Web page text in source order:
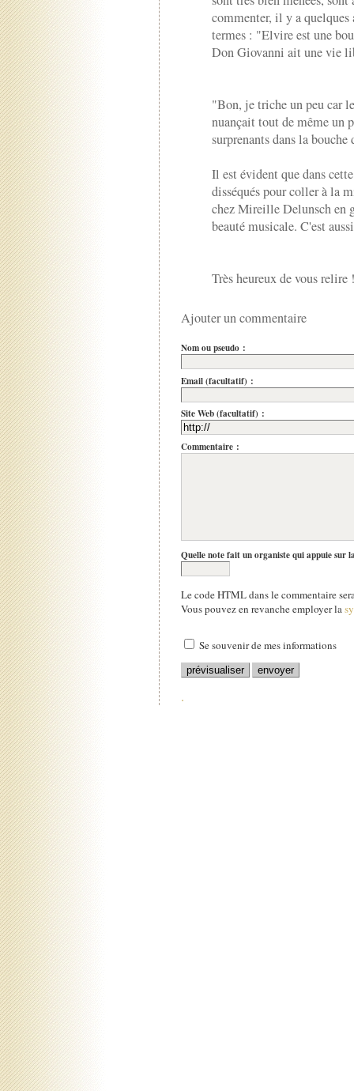
commenter, il y a quelques
termes : "Elvire est une
Don Giovanni ait une vie
"Bon, je triche un peu car
nuançait tout de même un
surprenants dans la bouche
Il est évident que dans
disséqués pour coller à la
chez Mireille Delunsch en
beauté musicale. C'est
Très heureux de vous relire !
Ajouter un commentaire
Nom ou pseudo :
Email (facultatif) :
Site Web (facultatif) :
Commentaire :
Quelle note fait un organiste qui appuie sur
Le code HTML dans le commentaire
Vous pouvez en revanche employer la
Se souvenir de mes informations
.